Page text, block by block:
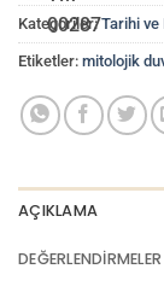
ChatGPT
baskı kalitesine
GÖRSEL LINKI
Kategoriler:Tarihi
Etiketler: mitolojik
AÇIKLAMA